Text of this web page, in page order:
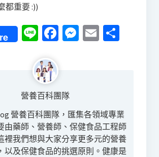
都重要 :))
LineFacebook
Messenger
Email
分
營養百科團隊
營養百科團隊，匯集各領域專業
由藥師、營養師、保健食品工程師
裡我們想與大家分享更多元的營養
以及保健食品的挑選原則。健康是